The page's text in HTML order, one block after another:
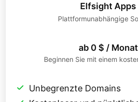
Elfsight Apps
Plattformunabhängige
ab 0 $ / Monat
Beginnen Sie mit einem
Unbegrenzte Domains